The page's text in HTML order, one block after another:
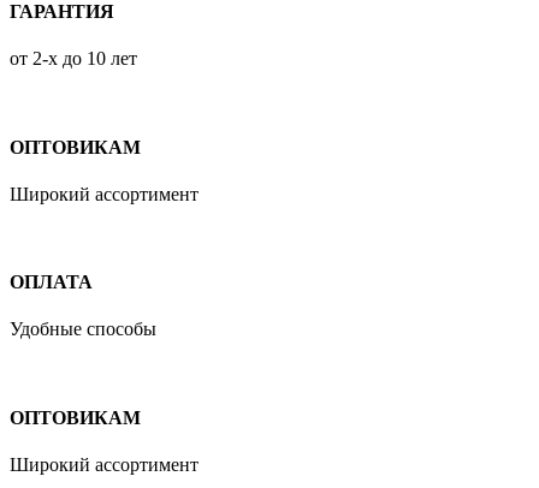
ГАРАНТИЯ
от 2-х до 10 лет
ОПТОВИКАМ
Широкий ассортимент
ОПЛАТА
Удобные способы
ОПТОВИКАМ
Широкий ассортимент